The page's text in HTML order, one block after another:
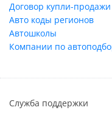
Договор купли-продажи
Авто коды регионов
Автошколы
Компании по
Служба поддержки